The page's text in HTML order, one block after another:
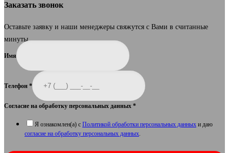
Заказать звонок
Оставьте заявку и наши менеджеры свяжутся с Вами в считанные
минуты.
Имя
Телефон *
Согласие на обработку персональных данных *
Я ознакомлен(а) с Политикой обработки персональных данных и даю
согласие на обработку персональных данных